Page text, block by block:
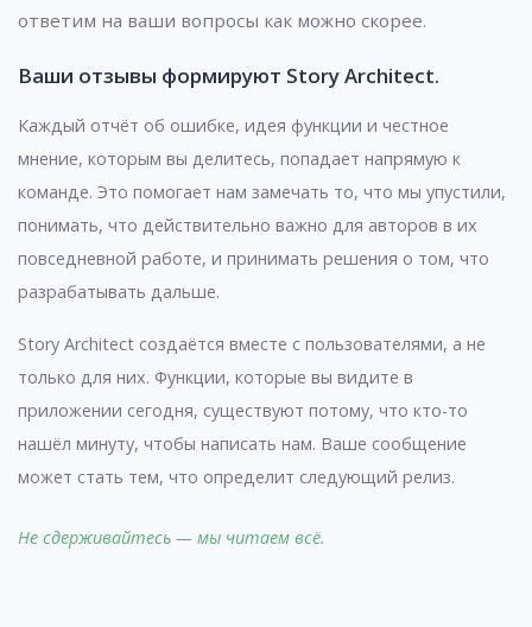
ответим на ваши вопросы как можно скорее.
Ваши отзывы формируют Story Architect.
Каждый отчёт об ошибке, идея функции и честное
мнение, которым вы делитесь, попадает напрямую к
команде. Это помогает нам замечать то, что мы упустили,
понимать, что действительно важно для авторов в их
повседневной работе, и принимать решения о том, что
разрабатывать дальше.
Story Architect создаётся вместе с пользователями, а не
только для них. Функции, которые вы видите в
приложении сегодня, существуют потому, что кто-то
нашёл минуту, чтобы написать нам. Ваше сообщение
может стать тем, что определит следующий релиз.
Не сдерживайтесь — мы читаем всё.